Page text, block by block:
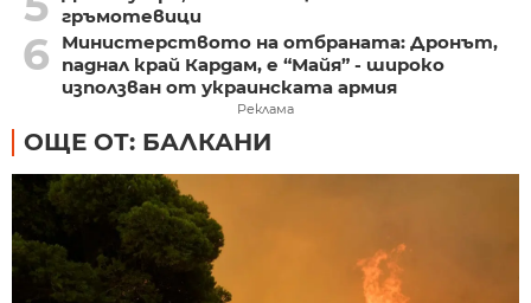
гръмотевици
6
Министерството на отбраната: Дронът,
паднал край Кардам, е “Майя” - широко
използван от украинската армия
Реклама
ОЩЕ ОТ: БАЛКАНИ